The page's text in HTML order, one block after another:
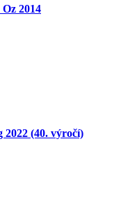
2014
2022 (40. výročí)